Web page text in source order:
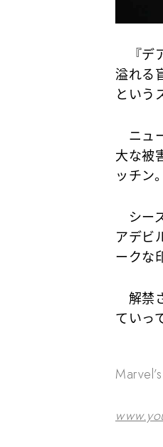
『デ
溢れる
という
ニュ
大な被
ッチン。
シー
アデビ
ークな
解禁
ていっ